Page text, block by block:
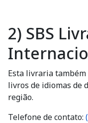
2) SBS
Esta livraria
livros de idiomas de
região.
Telefone de contato: